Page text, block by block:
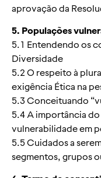
aprovação da
5. Populações
5.1 Entendendo os
Diversidade
5.2 O respeito à
exigência Ética na
5.3 Conceituando
5.4 A importância
vulnerabilidade em
5.5 Cuidados a
segmentos, grupos